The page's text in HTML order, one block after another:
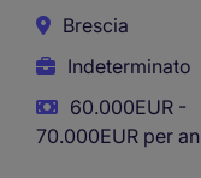
Brescia
Indeterminato
60.000EUR -
70.000EUR per